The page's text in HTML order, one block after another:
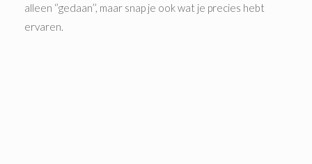
alleen ‘’gedaan’’, maar snap je ook wat je precies hebt
ervaren.